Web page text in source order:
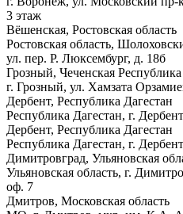
3 этаж
Вёшенская, Ростовская область
Ростовская область,
ул. пер. Р. Люксембург, д. 18б
Грозный, Чеченская Республика
г. Грозный, ул. Хамзата
Дербент, Республика Дагестан
Республика Дагестан, г.
Дербент, Республика Дагестан
Республика Дагестан, г.
Димитровград, Ульяновская
Ульяновская область, г.
оф. 7
Дмитров, Московская область